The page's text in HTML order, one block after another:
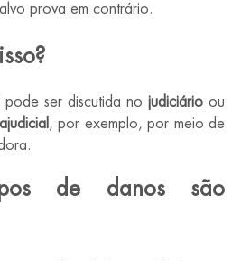
prova em contrário.
pode ser discutida no judiciário ou
, por exemplo, por meio de
de danos são